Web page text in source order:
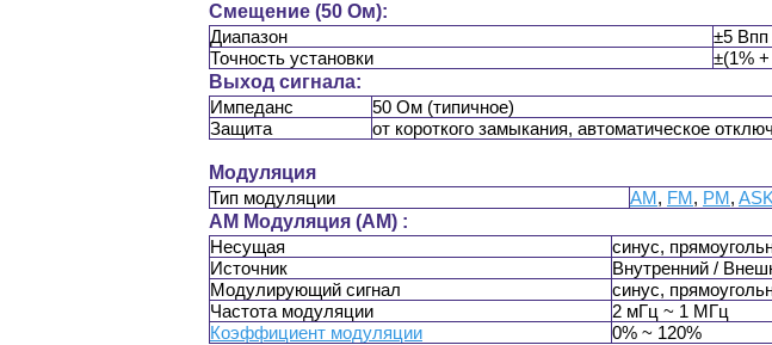
Смещение (50 Ом):
Диапазон
±5
Точность установки
±(1%
Выход сигнала:
Импеданс
50 Ом (типичное)
Защита
от короткого замыкания, автоматическое
Модуляция
Тип модуляции
AM, FM, PM, ASK
AM Модуляция (AM) :
Несущая
синус,
Источник
Внутренний /
Модулирующий сигнал
синус,
Частота модуляции
2 мГц ~ 1 МГц
Коэффициент модуляции
0% ~ 120%